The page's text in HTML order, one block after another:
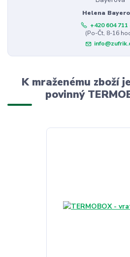
Helena
+420 604 711
(Po-Čt, 8-16
K mraženému zboží
povinný